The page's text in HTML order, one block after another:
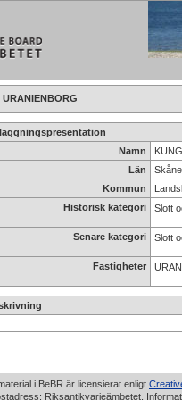
Namn
Län
Skåne
Kommun
Historisk kategori
Slott
Senare kategori Slott
Fastigheter
i BeBR är licensierat enligt
Riksantikvarieämbetet,